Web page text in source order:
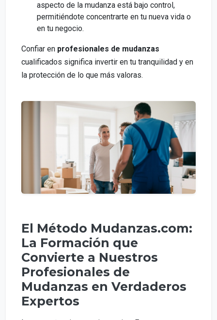
aspecto de la mudanza está bajo control,
permitiéndote concentrarte en tu nueva vida o
en tu negocio.
Confiar en profesionales de mudanzas
cualificados significa invertir en tu tranquilidad y en
la protección de lo que más valoras.
El Método Mudanzas.com:
La Formación que
Convierte a Nuestros
Profesionales de
Mudanzas en Verdaderos
Expertos